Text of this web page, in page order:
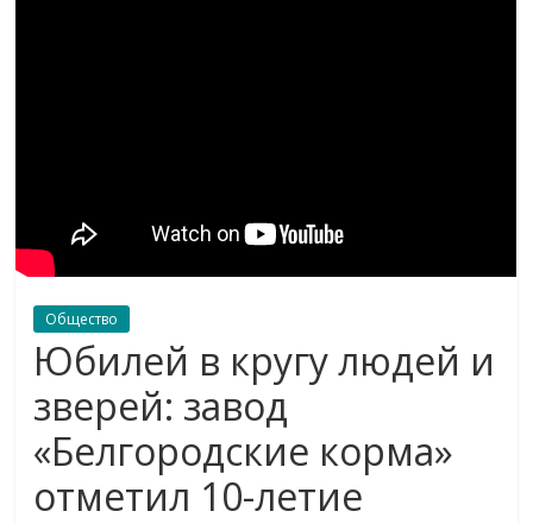
Общество
Юбилей в кругу людей и
зверей: завод
«Белгородские корма»
отметил 10-летие